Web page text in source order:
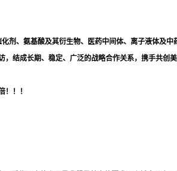
剂、氨基酸及其衍生物、医药中间体、离子液体及
结成长期、稳定、广泛的战略合作关系，携手共创
！！